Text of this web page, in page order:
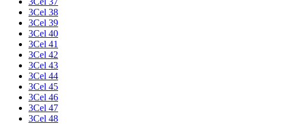
3Cel 38
3Cel 39
3Cel 40
3Cel 41
3Cel 42
3Cel 43
3Cel 44
3Cel 45
3Cel 46
3Cel 47
3Cel 48